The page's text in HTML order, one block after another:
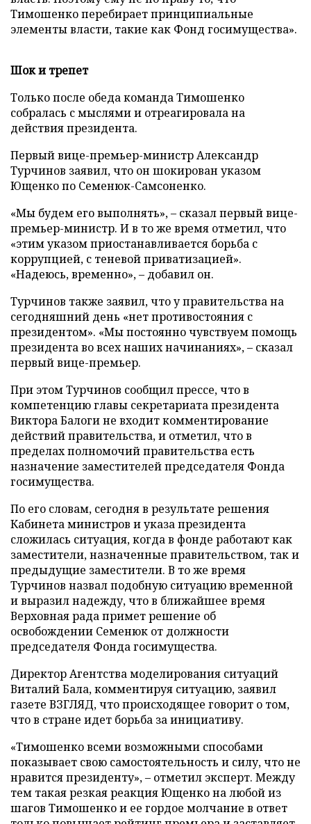
Тимошенко перебирает принципиальные
элементы власти, такие как Фонд госимущества».
Шок и трепет
Только после обеда команда Тимошенко
собралась с мыслями и отреагировала на
действия президента.
Первый вице-премьер-министр Александр
Турчинов заявил, что он шокирован указом
Ющенко по Семенюк-Самсоненко.
«Мы будем его выполнять», – сказал первый вице-
премьер-министр. И в то же время отметил, что
«этим указом приостанавливается борьба с
коррупцией, с теневой приватизацией».
«Надеюсь, временно», – добавил он.
Турчинов также заявил, что у правительства на
сегодняшний день «нет противостояния с
президентом». «Мы постоянно чувствуем помощь
президента во всех наших начинаниях», – сказал
первый вице-премьер.
При этом Турчинов сообщил прессе, что в
компетенцию главы секретариата президента
Виктора Балоги не входит комментирование
действий правительства, и отметил, что в
пределах полномочий правительства есть
назначение заместителей председателя Фонда
госимущества.
По его словам, сегодня в результате решения
Кабинета министров и указа президента
сложилась ситуация, когда в фонде работают как
заместители, назначенные правительством, так и
предыдущие заместители. В то же время
Турчинов назвал подобную ситуацию временной
и выразил надежду, что в ближайшее время
Верховная рада примет решение об
освобождении Семенюк от должности
председателя Фонда госимущества.
Директор Агентства моделирования ситуаций
Виталий Бала, комментируя ситуацию, заявил
газете ВЗГЛЯД, что происходящее говорит о том,
что в стране идет борьба за инициативу.
«Тимошенко всеми возможными способами
показывает свою самостоятельность и силу, что не
нравится президенту», – отметил эксперт. Между
тем такая резкая реакция Ющенко на любой из
шагов Тимошенко и ее гордое молчание в ответ